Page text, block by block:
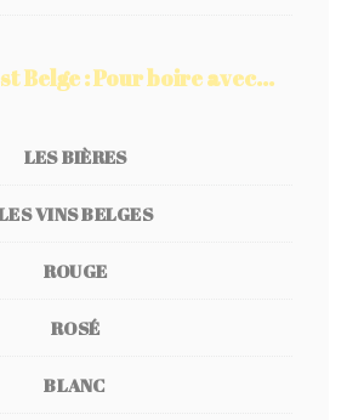
Belge : Pour boire avec...
LES BIÈRES
VINS BELGES
ROUGE
ROSÉ
BLANC